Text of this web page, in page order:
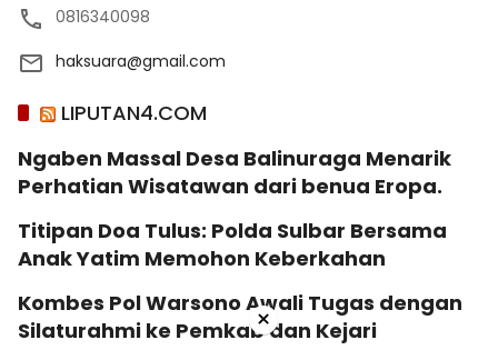
0816340098
haksuara@gmail.com
LIPUTAN4.COM
Ngaben Massal Desa Balinuraga Menarik
Perhatian Wisatawan dari benua Eropa.
Titipan Doa Tulus: Polda Sulbar Bersama
Anak Yatim Memohon Keberkahan
Kombes Pol Warsono Awali Tugas dengan
Silaturahmi ke Pemkab dan Kejari
×